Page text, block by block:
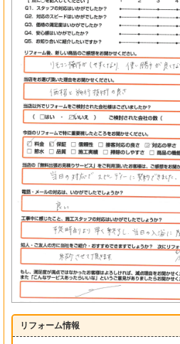
リフォーム情報